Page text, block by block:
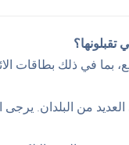
تقبلونها؟
بما في ذلك بطاقات
العديد من البلدان.